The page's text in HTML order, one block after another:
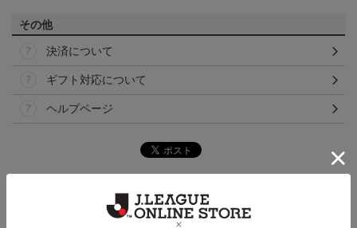
その他
決済について
ギフト対応について
ヘルプページ